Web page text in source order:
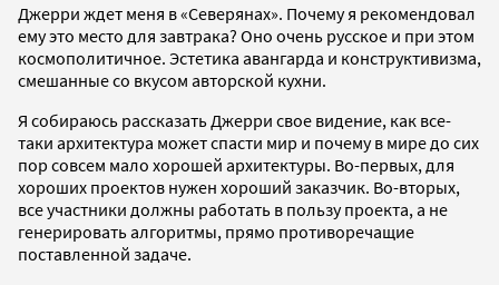
Джерри ждет меня в «Северянах». Почему я рекомендовал
ему это место для завтрака? Оно очень русское и при этом
космополитичное. Эстетика авангарда и конструктивизма,
смешанные со вкусом авторской кухни.
Я собираюсь рассказать Джерри свое видение, как все-
таки архитектура может спасти мир и почему в мире до сих
пор совсем мало хорошей архитектуры. Во-первых, для
хороших проектов нужен хороший заказчик. Во-вторых,
все участники должны работать в пользу проекта, а не
генерировать алгоритмы, прямо противоречащие
поставленной задаче.